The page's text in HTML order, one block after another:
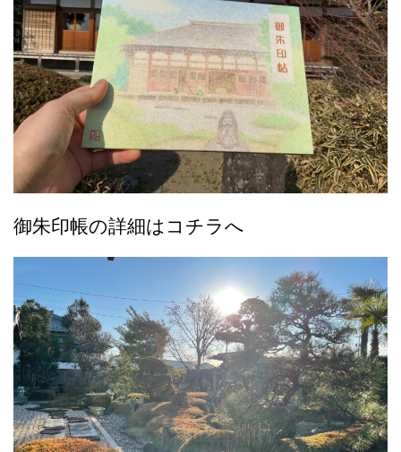
御朱印帳の詳細はコチラへ